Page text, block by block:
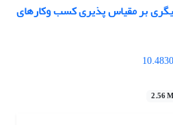
بر مقیاس پذیری کسب وکارهای
2.56 M